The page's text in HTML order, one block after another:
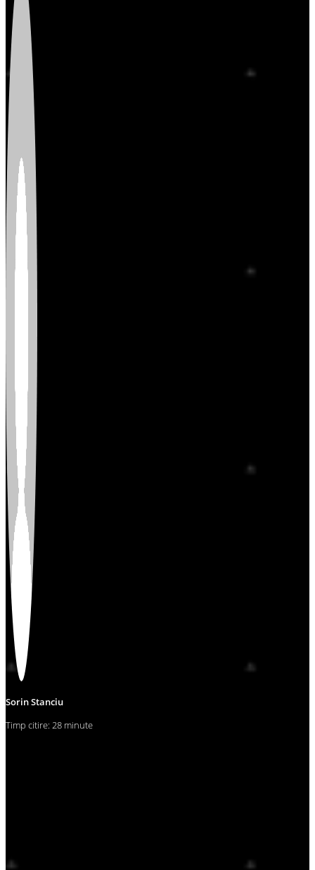
Sorin Stanciu
Timp citire: 28 minute